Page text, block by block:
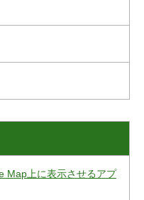
Map上に表示させるアプ